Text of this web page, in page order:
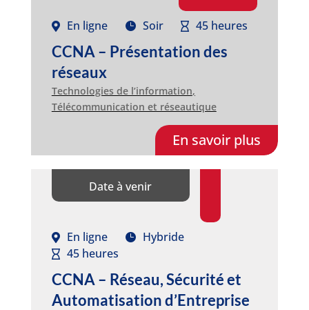
En ligne Soir 45 heures
CCNA – Présentation des
réseaux
Technologies de l’information,
Télécommunication et réseautique
En savoir plus
Date à venir
En ligne
Hybride
45 heures
CCNA – Réseau, Sécurité et
Automatisation d’Entreprise